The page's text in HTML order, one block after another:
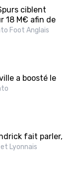
ciblent
18 M€ afin de
Foot Anglais
a boosté le
fait parler,
Lyonnais